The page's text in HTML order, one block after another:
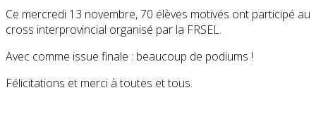
Ce mercredi 13 novembre, 70 élèves motivés ont participé au
cross interprovincial organisé par la FRSEL.
Avec comme issue finale : beaucoup de podiums !
Félicitations et merci à toutes et tous.